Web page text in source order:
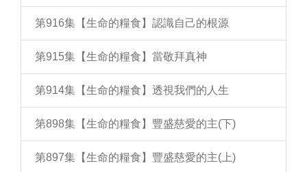
第916集【生命的糧食】認識自己的根源
第915集【生命的糧食】當敬拜真神
第914集【生命的糧食】透視我們的人生
第898集【生命的糧食】豐盛慈愛的主(下)
第897集【生命的糧食】豐盛慈愛的主(上)